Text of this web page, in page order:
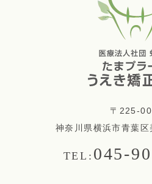
〒225-
神奈川県横浜市青葉
TEL: 045-